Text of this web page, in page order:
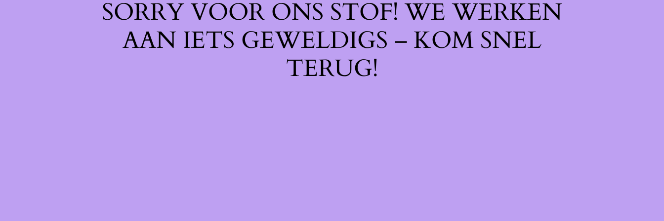
SORRY VOOR ONS STOF! WE WERKEN
AAN IETS GEWELDIGS – KOM SNEL
TERUG!